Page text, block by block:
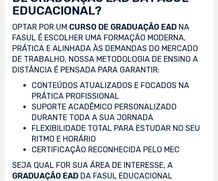
EDUCACIONAL?
OPTAR POR UM CURSO DE GRADUAÇÃO EAD NA
FASUL É ESCOLHER UMA FORMAÇÃO MODERNA,
PRÁTICA E ALINHADA ÀS DEMANDAS DO MERCADO
DE TRABALHO. NOSSA METODOLOGIA DE ENSINO A
DISTÂNCIA É PENSADA PARA GARANTIR:
CONTEÚDOS ATUALIZADOS E FOCADOS NA
PRÁTICA PROFISSIONAL
SUPORTE ACADÊMICO PERSONALIZADO
DURANTE TODA A SUA JORNADA
FLEXIBILIDADE TOTAL PARA ESTUDAR NO SEU
RITMO E HORÁRIO
CERTIFICAÇÃO RECONHECIDA PELO MEC
SEJA QUAL FOR SUA ÁREA DE INTERESSE, A
GRADUAÇÃO EAD DA FASUL EDUCACIONAL